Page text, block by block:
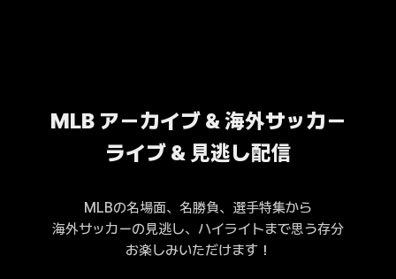
MLB アーカイブ & 海外サッカー
ライブ & 見逃し配信
MLBの名場面、名勝負、選手特集から
海外サッカーの見逃し、ハイライトまで思う存分
お楽しみいただけます！